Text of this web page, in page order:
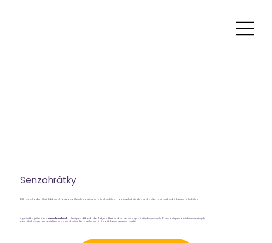
Senzohrátky
Děti od přírody milují, když mohou zabořit prsty do slizu, mačkat bubliny, nasávat vůně nebo si zkoušet, jaký zvuk vydá barevná trubička.
A právě to je čeká naSenzohrátkách → lekci pro děti od 1 do 7 let, na které budou moct zapojit všechny smysly. Pomocí speciálních senzorických
pomůcek budeme rozvíjet jemnou motoriku, trénovat vnímání tvarů, barev, struktur i zvuků.